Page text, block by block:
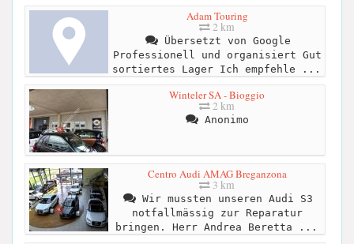
Adam Touring
2 km
Übersetzt von Google
Professionell und organisiert Gut
sortiertes Lager Ich empfehle ...
Winteler SA - Bioggio
2 km
Anonimo
Centro Audi AMAG Breganzona
3 km
Wir mussten unseren Audi S3
notfallmässig zur Reparatur
bringen. Herr Andrea Beretta ...